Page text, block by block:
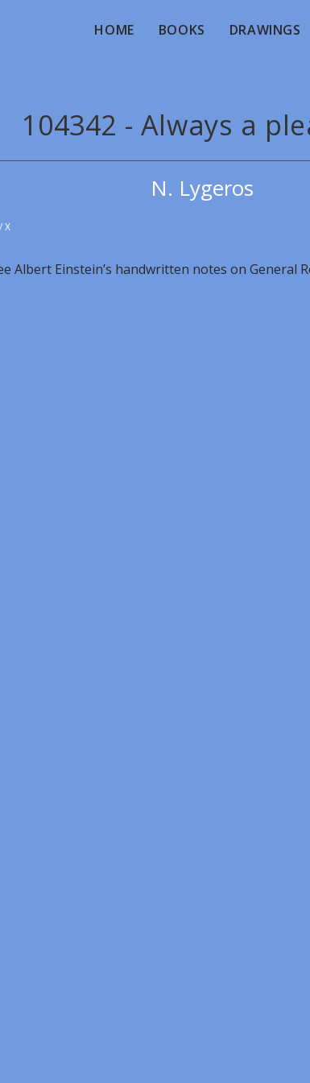
HOME BOOKS DRAWINGS
104342 - Always a
N. Lygeros
/X
Albert Einstein’s handwritten notes on General